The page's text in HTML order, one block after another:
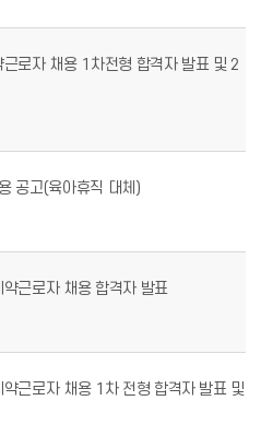
로자 채용 1차전형 합격자 발표 및 2
공고(육아휴직 대체)
근로자 채용 합격자 발표
근로자 채용 1차 전형 합격자 발표 및